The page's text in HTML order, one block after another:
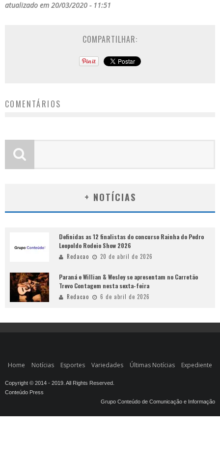
atualizado em 20/03/2020 - 11:51
COMPARTILHAR:
COMENTÁRIOS
+ NOTÍCIAS
Definidas as 12 finalistas do concurso Rainha do Pedro
Leopoldo Rodeio Show 2026
Redacao 20 de abril de 2026
Paraná e Willian & Wesley se apresentam no Carretão
Trevo Contagem nesta sexta-feira
Redacao 6 de abril de 2026
Home Notícias Esportes Variedades Últimas Notícias Expediente
Copyright © 2014 - 2019. All Rights Reserved.
Conteúdo Press
Grupo Conteúdo de Comunicação e Informação